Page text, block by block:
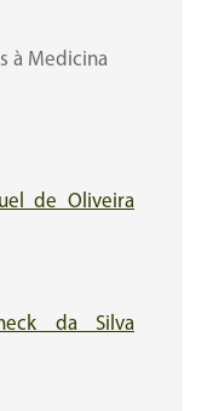
à Medicina
de Oliveira
da Silva